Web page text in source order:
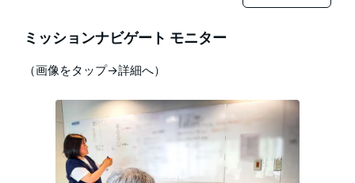
ミッションナビゲート モニター
（画像をタップ→詳細へ）